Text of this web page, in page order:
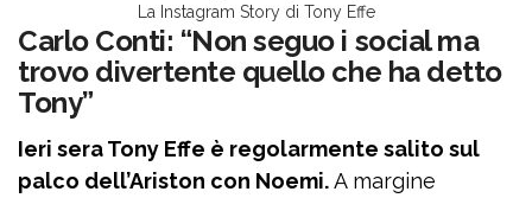
La Instagram Story di Tony Effe
Carlo Conti: “Non seguo i social ma
trovo divertente quello che ha detto
Tony”
Ieri sera Tony Effe è regolarmente salito sul
palco dell’Ariston con Noemi.A margine